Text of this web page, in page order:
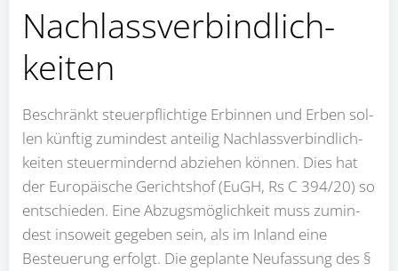
Nach­lass­ver­bind­lich­
kei­ten
Beschränkt steu­er­pflich­ti­ge Erbin­nen und Erben sol­
len künf­tig zumin­dest antei­lig Nach­lass­ver­bind­lich­
kei­ten steu­er­min­dernd abzie­hen kön­nen. Dies hat
der Euro­päi­sche Gerichts­hof (EuGH, Rs C 394/20) so
ent­schie­den. Eine Abzugs­mög­lich­keit muss zumin­
dest inso­weit gege­ben sein, als im Inland eine
Besteue­rung erfolgt. Die geplan­te Neu­fas­sung des §